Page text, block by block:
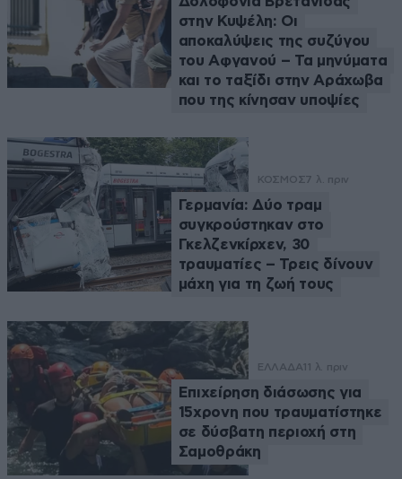
στην Κυψέλη: Οι
αποκαλύψεις της συζύγου
του Αφγανού – Τα μηνύματα
και το ταξίδι στην Αράχωβα
που της κίνησαν υποψίες
ΚΟΣΜΟΣ7 λ. πριν
Γερμανία: Δύο τραμ
συγκρούστηκαν στο
Γκελζενκίρχεν, 30
τραυματίες – Τρεις δίνουν
μάχη για τη ζωή τους
ΕΛΛΑΔΑ 11 λ. πριν
Επιχείρηση διάσωσης για
15χρονη που τραυματίστηκε
σε δύσβατη περιοχή στη
Σαμοθράκη